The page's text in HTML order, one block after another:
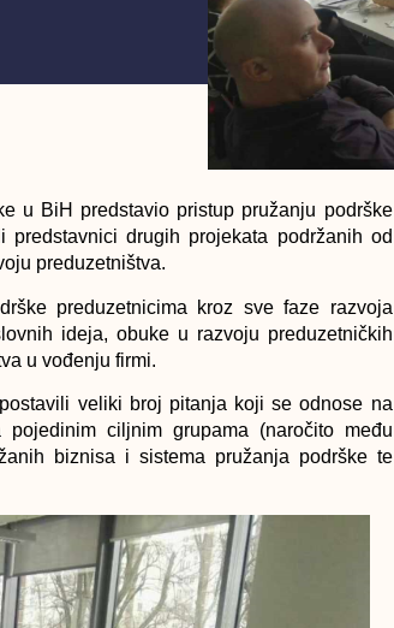
u BiH predstavio pristup pružanju podrške
drugih projekata podržanih od
preduzetništva.
preduzetnicima kroz sve faze razvoja
ideja, obuke u razvoju preduzetničkih
u vođenju firmi.
veliki broj pitanja koji se odnose na
ciljnim grupama (naročito među
biznisa i sistema pružanja podrške te